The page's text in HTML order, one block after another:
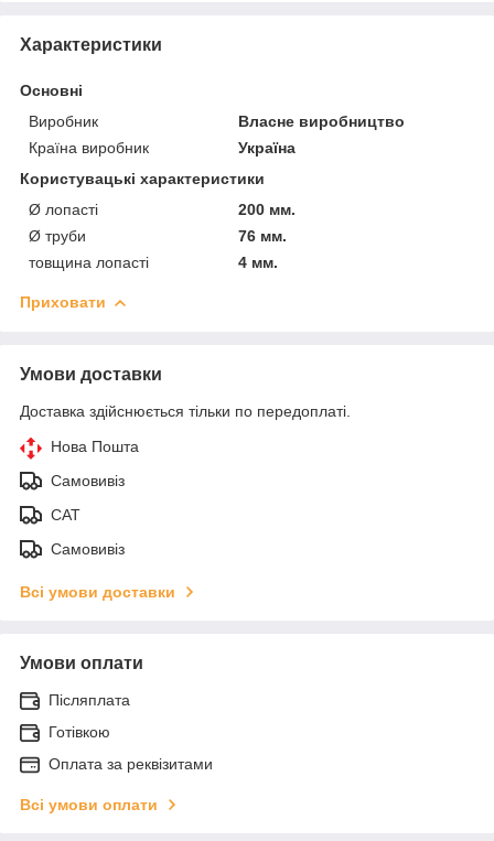
Характеристики
Основні
Виробник
Власне виробництво
Країна виробник
Україна
Користувацькі характеристики
Ø лопасті
200 мм.
Ø труби
76 мм.
товщина лопасті
4 мм.
Приховати
Умови доставки
Доставка здійснюється тільки по передоплаті.
Нова Пошта
Самовивіз
САТ
Самовивіз
Всі умови доставки
Умови оплати
Післяплата
Готівкою
Оплата за реквізитами
Всі умови оплати